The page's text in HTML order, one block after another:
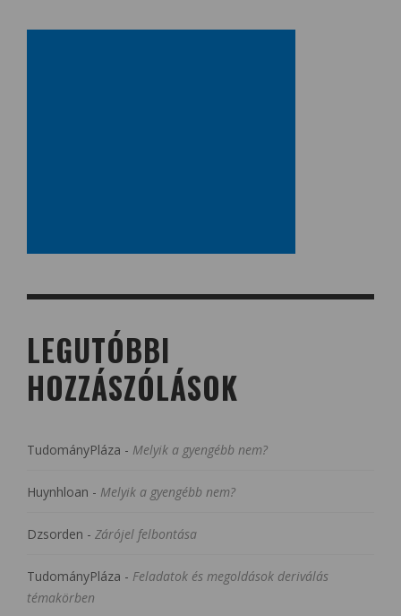
LEGUTÓBBI
HOZZÁSZÓLÁSOK
TudományPláza - Melyik a gyengébb nem?
Huynhloan - Melyik a gyengébb nem?
Dzsorden - Zárójel felbontása
TudományPláza - Feladatok és megoldások deriválás
témakörben